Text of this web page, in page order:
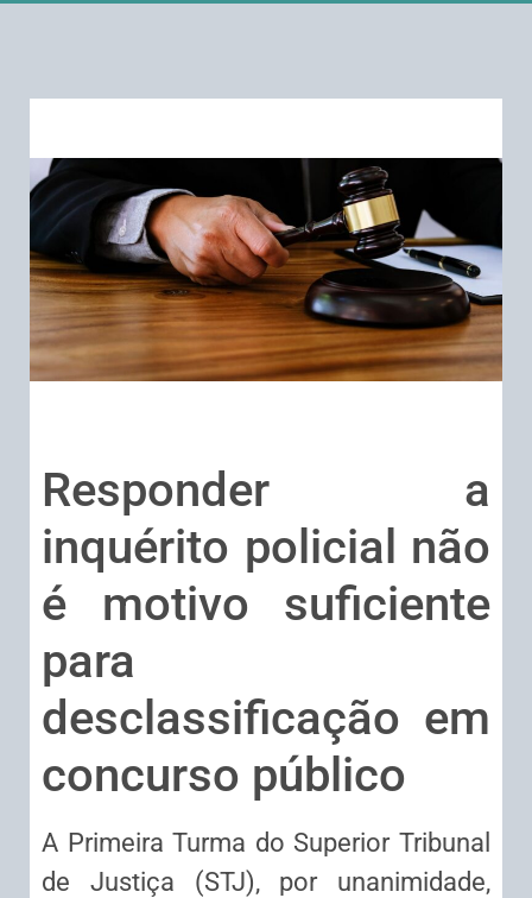
Responder a
inquérito policial não
é motivo suficiente
para
desclassificação em
concurso público
A Primeira Turma do Superior Tribunal
de Justiça (STJ), por unanimidade,